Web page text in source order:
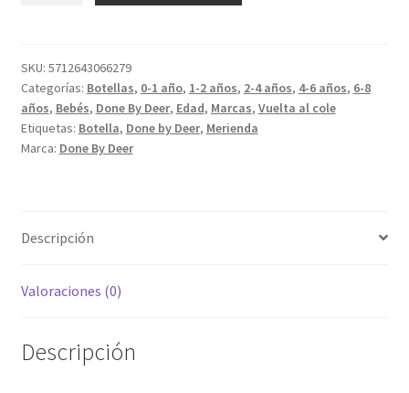
ml
Tiny
Trails
Verde
cantidad
SKU: 5712643066279
Categorías: Botellas, 0-1 año, 1-2 años, 2-4 años, 4-6 años, 6-8
años, Bebés, Done By Deer, Edad, Marcas, Vuelta al cole
Etiquetas: Botella, Done by Deer, Merienda
Marca: Done By Deer
Descripción
Valoraciones (0)
Descripción